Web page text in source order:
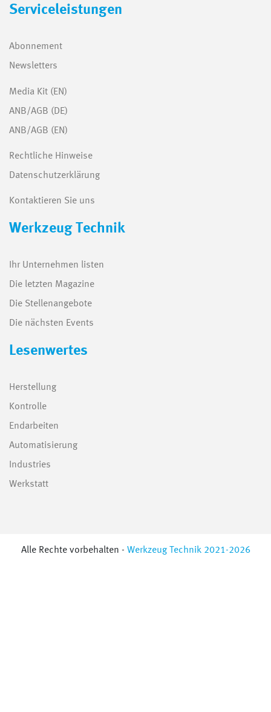
Serviceleistungen
Abonnement
Newsletters
Media Kit (EN)
ANB/AGB (DE)
ANB/AGB (EN)
Rechtliche Hinweise
Datenschutzerklärung
Kontaktieren Sie uns
Werkzeug Technik
Ihr Unternehmen listen
Die letzten Magazine
Die Stellenangebote
Die nächsten Events
Lesenwertes
Herstellung
Kontrolle
Endarbeiten
Automatisierung
Industries
Werkstatt
Alle Rechte vorbehalten - Werkzeug Technik 2021-2026